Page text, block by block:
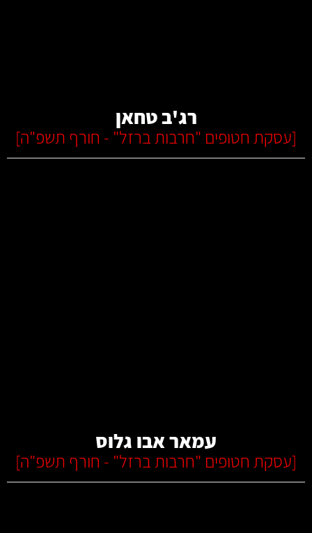
רג'ב טחאן
[עסקת חטופים "חרבות ברזל" - חורף תשפ"ה]
עמאר אבו גלוס
[עסקת חטופים "חרבות ברזל" - חורף תשפ"ה]